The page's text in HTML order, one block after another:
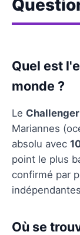
Quel est
monde ?
Le
Mariannes
absolu avec
point le plus
confirmé par
Où se